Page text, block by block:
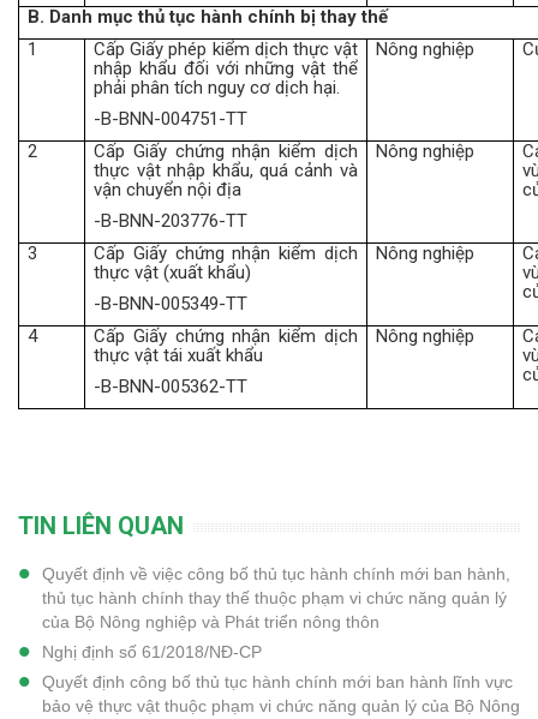
B. Danh mục thủ tục hành chính bị thay thế
1
Cấp Giấy phép kiểm dịch thực vật
nhập khẩu đối với những vật thể
phải phân tích nguy cơ dịch hại.
-B-BNN-004751-TT
Nông nghiệp
2
Cấp Giấy chứng nhận kiểm dịch
thực vật nhập khẩu, quá cảnh và
vận chuyển nội địa
-B-BNN-203776-TT
Nông nghiệp
3
Cấp Giấy chứng nhận kiểm dịch
thực vật (xuất khẩu)
-B-BNN-005349-TT
Nông nghiệp
4
Cấp Giấy chứng nhận kiểm dịch
thực vật tái xuất khẩu
-B-BNN-005362-TT
Nông nghiệp
TIN LIÊN QUAN
Quyết định về việc công bố thủ tục hành chính mới ban hành,
thủ tục hành chính thay thế thuộc phạm vi chức năng quản lý
của Bộ Nông nghiệp và Phát triển nông thôn
Nghị định số 61/2018/NĐ-CP
Quyết định công bố thủ tục hành chính mới ban hành lĩnh vực
bảo vệ thực vật thuộc phạm vi chức năng quản lý của Bộ Nông